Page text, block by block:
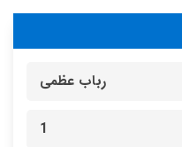
رباب عظمی
1